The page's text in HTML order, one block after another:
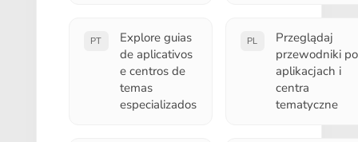
PT
Explore guias
de aplicativos
e centros de
temas
especializados
PL
Przeglądaj
przewodniki po
aplikacjach i
centra
tematyczne